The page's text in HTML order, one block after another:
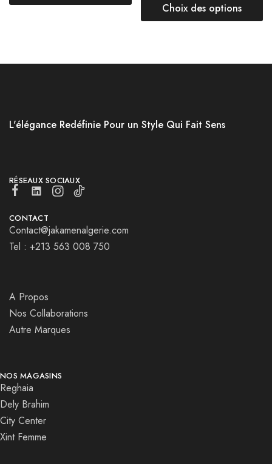
Choix des options
L'élégance Redéfinie Pour un Style Qui Fait Sens
RÉSEAUX SOCIAUX
CONTACT
Contact@jakamenalgerie.com
Tel : +213 563 008 750
A Propos
Nos Collaborations
Autre Marques
NOS MAGASINS
Reghaia
Dely Brahim
City Center
Xint Femme